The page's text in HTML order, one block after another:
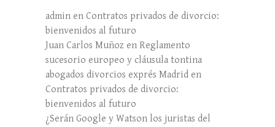
admin en Contratos privados de divorcio:
bienvenidos al futuro
Juan Carlos Muñoz en Reglamento
sucesorio europeo y cláusula tontina
abogados divorcios exprés Madrid en
Contratos privados de divorcio:
bienvenidos al futuro
¿Serán Google y Watson los juristas del